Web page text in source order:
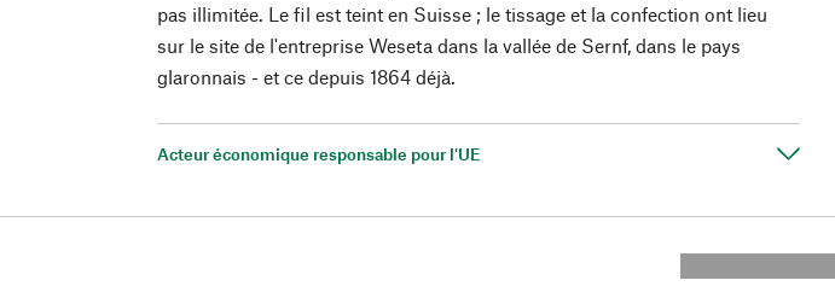
pas illimitée. Le fil est teint en Suisse ; le tissage et la confection ont lieu
sur le site de l'entreprise Weseta dans la vallée de Sernf, dans le pays
glaronnais - et ce depuis 1864 déjà.
Acteur économique responsable pour l'UE